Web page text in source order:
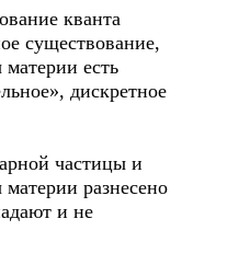
кванта
существование,
есть
дискретное
частицы и
разнесено
и не